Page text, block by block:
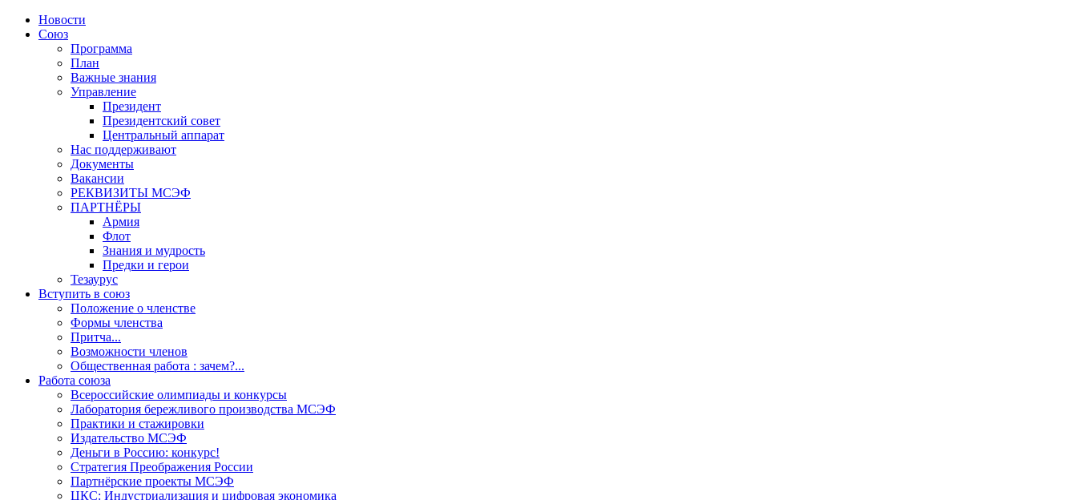
Новости
Союз
Программа
План
Важные знания
Управление
Президент
Президентский совет
Центральный аппарат
Нас поддерживают
Документы
Вакансии
РЕКВИЗИТЫ МСЭФ
ПАРТНЁРЫ
Армия
Флот
Знания и мудрость
Предки и герои
Тезаурус
Вступить в союз
Положение о членстве
Формы членства
Притча...
Возможности членов
Общественная работа : зачем?...
Работа союза
Всероссийские олимпиады и конкурсы
Лаборатория бережливого производства МСЭФ
Практики и стажировки
Издательство МСЭФ
Деньги в Россию: конкурс!
Стратегия Преображения России
Партнёрские проекты МСЭФ
ЦКС: Индустриализация и цифровая экономика